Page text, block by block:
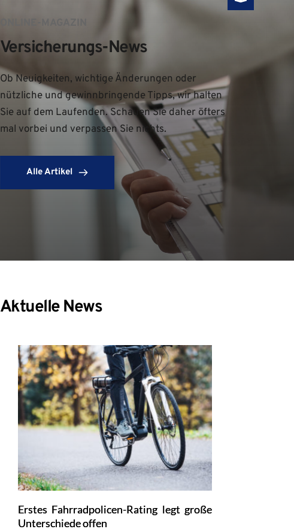
Versicherungs-News
Ob Neuigkeiten, wichtige Änderungen oder
nützliche und gewinnbringende Tipps, wir halten
Sie auf dem Laufenden. Schauen Sie daher öfters
mal vorbei und verpassen Sie nichts.
Alle Artikel
Aktuelle News
Erstes Fahrradpolicen-Rating legt große
Unterschiede offen